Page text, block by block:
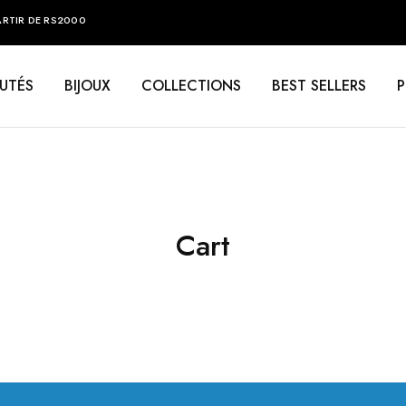
DE RS2000
BIJOUX COLLECTIONS BEST SELLERS
Cart